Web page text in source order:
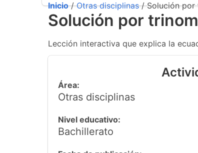
Inicio/Otras disciplinas/ Solución por
Solución por
Lección interactiva que explica la
Área:
Otras disciplinas
Nivel educativo:
Bachillerato